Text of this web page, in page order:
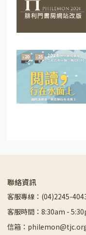
聯絡資訊
客服專線：(04)2245-
客服時間：8:30am -
信箱：